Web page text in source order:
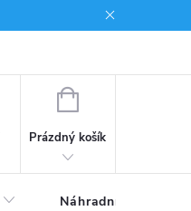
NÁKUPNÍ
Prázdný košík
Náhradní díly